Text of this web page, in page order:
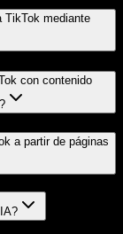
TikTok mediante
con contenido
a partir de páginas